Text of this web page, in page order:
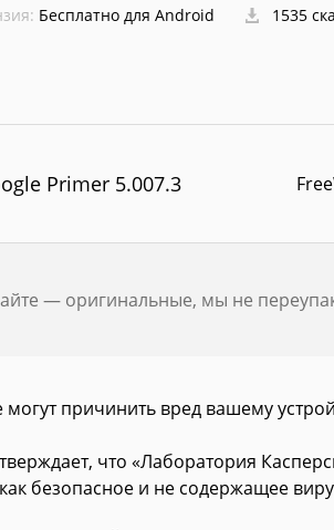
Бесплатно для Android 1535
Primer 5.007.3
— оригинальные, мы не
причинить вред вашему
что «Лаборатория
безопасное и не содержащее